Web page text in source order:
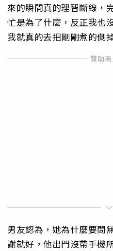
來的瞬間真的理智斷線，
忙是為了什麼，反正我也
我就真的去把剛剛煮的倒
男友認為，她為什麼要問
謝就好，他出門沒帶手機